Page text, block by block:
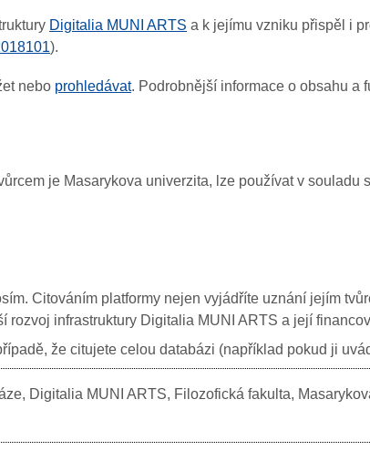
Digitalia MUNI ARTS a k jejímu vzniku přispěl i
).
nebo prohledávat. Podrobnější informace o obsahu a
je Masarykova univerzita, lze používat v souladu
Citováním platformy nejen vyjádříte uznání jejím
rozvoj infrastruktury Digitalia MUNI ARTS a její
že citujete celou databázi (například pokud ji
Digitalia MUNI ARTS, Filozofická fakulta,